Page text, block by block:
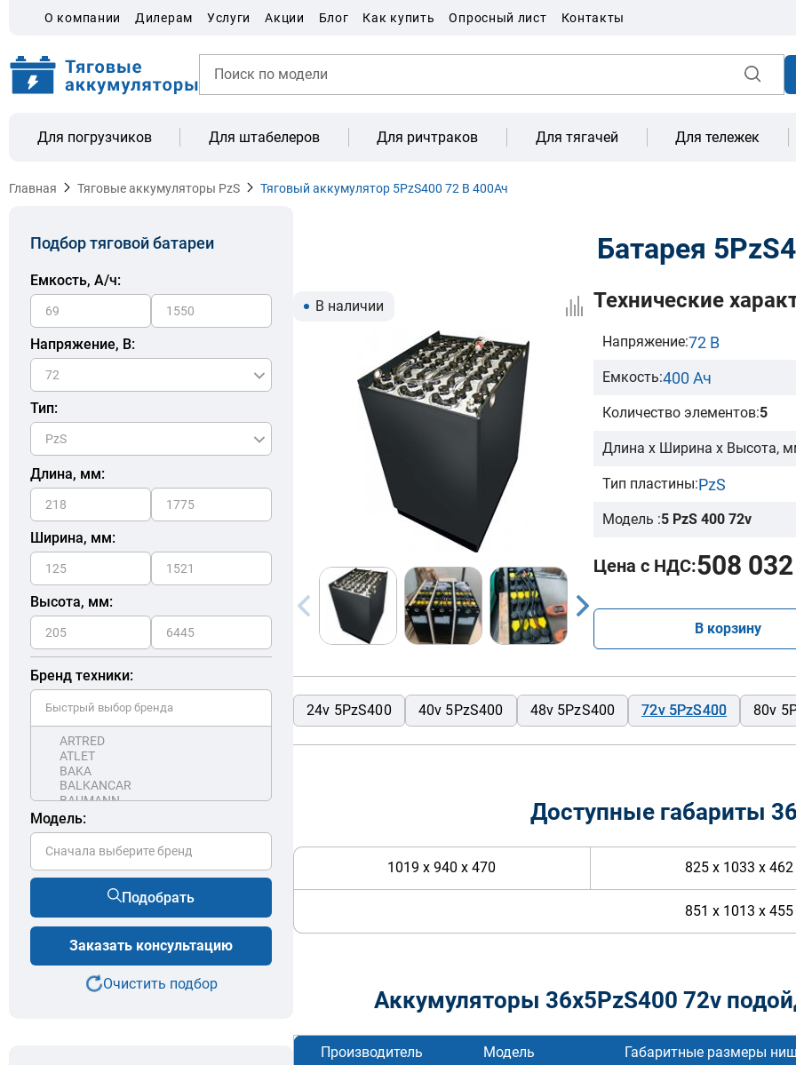
О компании Дилерам Услуги Акции Блог Как купить Опросный лист Контакты
Для погрузчиков Для штабелеров Для ричтраков Для тягачей Для тележек
Главная Тяговые аккумуляторы PzS Тяговый аккумулятор 5PzS400 72 В 400Ач
Подбор тяговой батареи
Емкость, A/ч:
Напряжение, В:
Тип:
Длина, мм:
Ширина, мм:
Высота, мм:
Бренд техники:
Модель:
Сначала выберите бренд
Подобрать
Заказать консультацию
Очистить подбор
Батарея
В наличии Технические
Напряжение:72 В
Емкость:400 Ач
Количество элементов:5
Длина х Ширина х Высота,
Тип пластины:PzS
Модель :5 PzS 400 72v
Цена с НДС:508
В корзину
24v 5PzS400 40v 5PzS400 48v 5PzS400 72v 5PzS400 80v
Доступные габариты
1019 x 940 x 470 825 x 1033 x 462
851 x 1013 x 455
Аккумуляторы 36x5PzS400 72v
Производитель Модель Габаритные размеры